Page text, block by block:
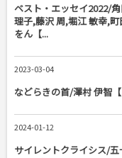
ベスト・エッセイ2022/
理子,藤沢 周,堀江 敏幸,町
をん【...
2023-03-04
などらきの首/澤村 伊智【
2024-01-12
サイレントクライシス/五